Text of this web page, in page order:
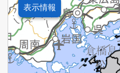
表示情報